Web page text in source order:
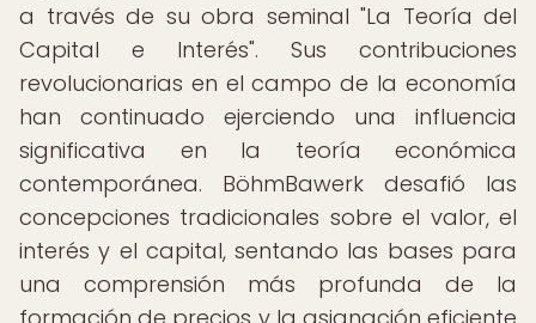
a través de su obra seminal "La Teoría del
Capital e Interés". Sus contribuciones
revolucionarias en el campo de la economía
han continuado ejerciendo una influencia
significativa en la teoría económica
contemporánea. BöhmBawerk desafió las
concepciones tradicionales sobre el valor, el
interés y el capital, sentando las bases para
una comprensión más profunda de la